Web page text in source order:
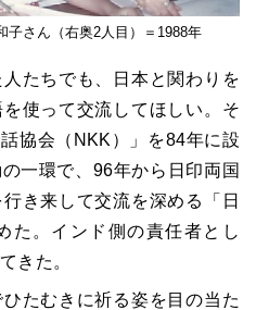
子さん（右奥2人目）＝1988年
たちでも、日本と関わりを
使って交流してほしい。そ
協会（NKK）」を84年に設
一環で、96年から日印両国
き来して交流を深める「日
た。インド側の責任者とし
きた。
たむきに祈る姿を目の当た